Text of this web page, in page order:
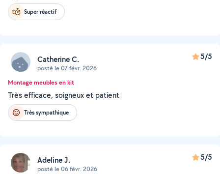
Super réactif
Catherine C.
posté le 07 févr. 2026
5/5
Montage meubles en kit
Très efficace, soigneux et patient
Très sympathique
Adeline J.
posté le 06 févr. 2026
5/5